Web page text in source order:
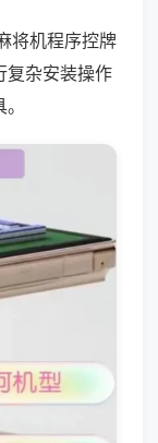
将机程序控牌
复杂安装操作